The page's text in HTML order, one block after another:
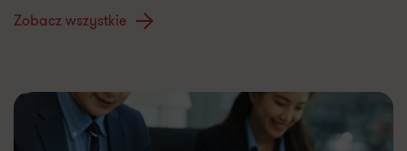
Zobacz wszystkie